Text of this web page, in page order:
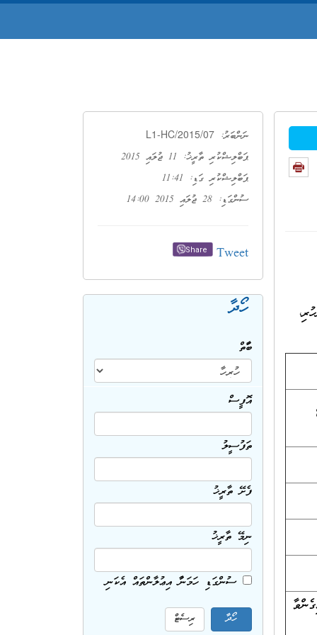
ނަންބަރު: L1-HC/2015/07
ޕަބްލިޝްކުރި ތާރީޚު: 11 ޖުލައި 2015
ޕަބްލިޝްކުރި ގަޑި: 11:41
ސުންގަޑި: 28 ޖުލައި 2015 14:00
Tweet
Share
ހޯދާ
ބާވަތް
އޮފީސް
ތަފުސީލު
ފެށޭ ތާރީޚު
ނިމޭ ތާރީޚު
ސުންގަޑި ހަމަނުވާ އިޢުލާންތައް އެކަނި